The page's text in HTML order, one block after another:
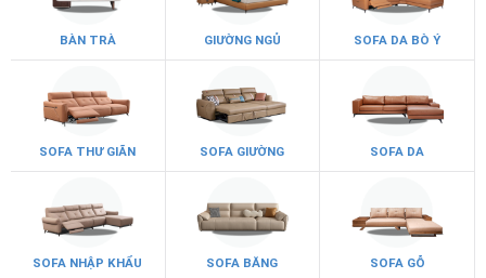
BÀN TRÀ GIƯỜNG NGỦ SOFA DA BÒ Ý
SOFA THƯ GIÃN SOFA GIƯỜNG SOFA DA
SOFA NHẬP KHẨU SOFA BĂNG SOFA GỖ